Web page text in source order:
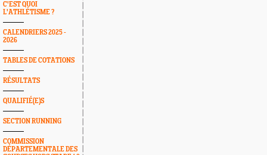
C'EST QUOI
L'ATHLÉTISME ?
CALENDRIERS 2025 -
2026
TABLES DE COTATIONS
RÉSULTATS
QUALIFIÉ(E)S
SECTION RUNNING
COMMISSION
DÉPARTEMENTALE DES